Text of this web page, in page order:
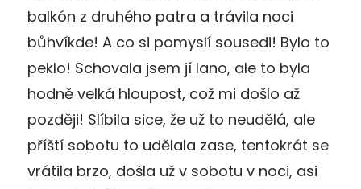
balkón z druhého patra a trávila noci
bůhvíkde! A co si pomyslí sousedi! Bylo to
peklo! Schovala jsem jí lano, ale to byla
hodně velká hloupost, což mi došlo až
později! Slíbila sice, že už to neudělá, ale
příští sobotu to udělala zase, tentokrát se
vrátila brzo, došla už v sobotu v noci, asi